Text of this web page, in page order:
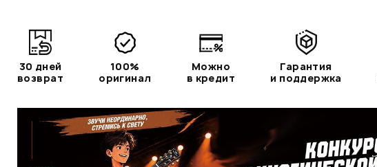
30 дней
возврат
100%
оригинал
Можно
в кредит
Гарантия
и поддержка